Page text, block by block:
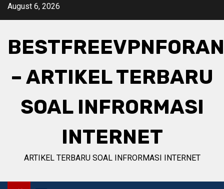
SkipAugust 6, 2026
– ARTIKEL TERBARU
SOAL INFRORMASI
INTERNET
ARTIKEL TERBARU SOAL INFRORMASI INTERNET